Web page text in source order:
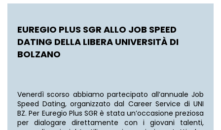
EUREGIO PLUS SGR ALLO JOB SPEED
DATING DELLA LIBERA UNIVERSITÀ DI
BOLZANO
Venerdì scorso abbiamo partecipato all’annuale Job
Speed Dating, organizzato dal Career Service di UNI
BZ. Per Euregio Plus SGR è stata un’occasione preziosa
per dialogare direttamente con i giovani talenti,